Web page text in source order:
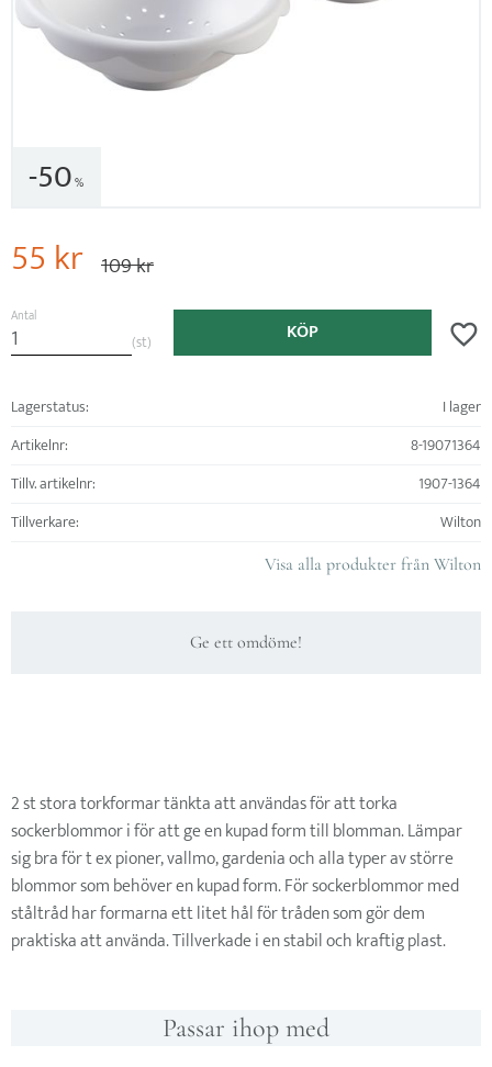
50%
Nedsatt pris:
55 kr Ordinarie pris:
109kr
Antal
st KÖP
Lagerstatus
I lager
Artikelnr
8-19071364
Tillv. artikelnr
1907-1364
Tillverkare
Wilton
Visa alla produkter från Wilton
Ge ett omdöme!
2 st stora torkformar tänkta att användas för att torka
sockerblommor i för att ge en kupad form till blomman. Lämpar
sig bra för t ex pioner, vallmo, gardenia och alla typer av större
blommor som behöver en kupad form. För sockerblommor med
ståltråd har formarna ett litet hål för tråden som gör dem
praktiska att använda. Tillverkade i en stabil och kraftig plast.
Passar ihop med